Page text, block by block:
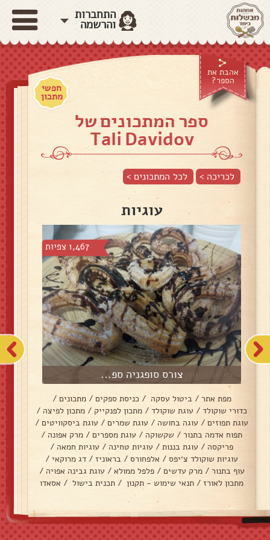
התחברות
והרשמה
אהבת את
הספר?
חפשי
מתכון
ספר המתכונים של
Tali Davidov
לכריכה > לכל המתכונים >
עוגיות
1,467 צפיות
צורס סופגניה ספ...
מפת אתר / ביטול עסקה / כניסת ספקים / מתכונים /
כדורי שוקולד / עוגת שוקולד / מתכון לפנקייק / מתכון לפיצה /
עוגת תפוזים / עוגה בחושה / עוגת שמרים / עוגת ביסקוויטים /
תפוח אדמה בתנור / שקשוקה / עוגת מספרים / מרק אפונה /
פריקסה / עוגת בננות / עוגיות טחינה / עוגיות חמאה /
עוגיות שוקולד צ׳יפס / אלפחורס / בראוניז / דג מרוקאי /
עוף בתנור / מרק עדשים / פלפל ממולא / עוגת גבינה אפויה /
מתכון לאורז / תנאי שימוש - תקנון / תכנית בישול / אסאדו